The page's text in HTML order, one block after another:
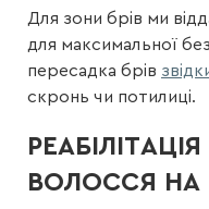
Для зони брів ми
для максимальної
пересадка брів
скронь чи потилиці.
ВОЛОССЯ НА